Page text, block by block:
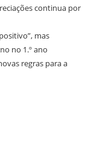
continua por
mas
no 1.º ano
regras para a